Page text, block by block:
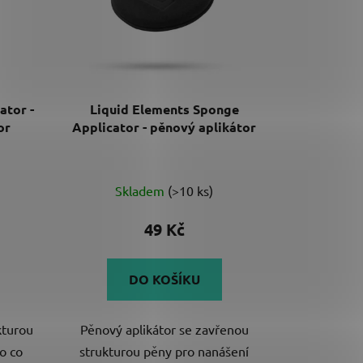
-
co
Liquid Elements Sponge
Applicator - pěnový aplikátor
Skladem (>10 ks)
49 Kč
DO KOŠÍKU
Pěnový aplikátor se zavřenou
strukturou pěny pro nanášení